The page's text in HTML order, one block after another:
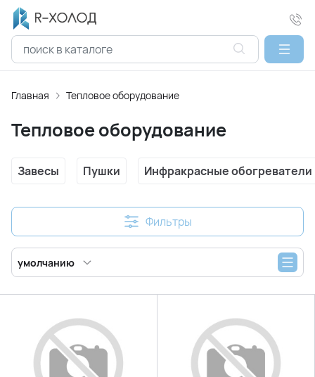
Главная Тепловое оборудование
Тепловое оборудование
Завесы Пушки Инфракрасные обогреватели
Фильтры
умолчанию